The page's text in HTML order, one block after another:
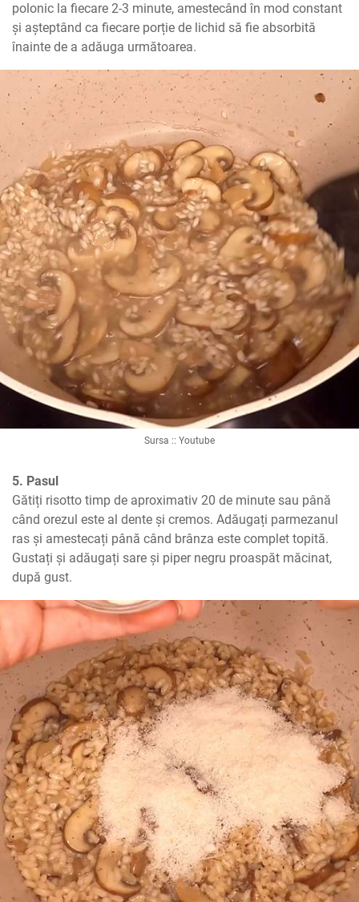
polonic la fiecare 2-3 minute, amestecând în mod constant
și așteptând ca fiecare porție de lichid să fie absorbită
înainte de a adăuga următoarea.
Sursa :: Youtube
5. Pasul
Gătiți risotto timp de aproximativ 20 de minute sau până
când orezul este al dente și cremos. Adăugați parmezanul
ras și amestecați până când brânza este complet topită.
Gustați și adăugați sare și piper negru proaspăt măcinat,
după gust.